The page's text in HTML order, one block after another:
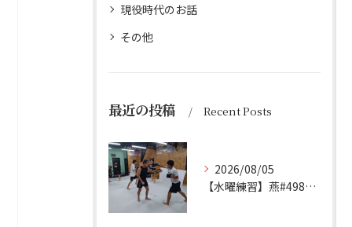
現役時代のお話
その他
最近の投稿 Recent Posts
2026/08/05
【水曜練習】燕#4984見附#492